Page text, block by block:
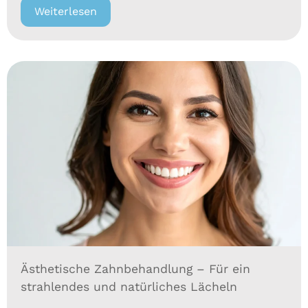
Weiterlesen
Ästhetische Zahnbehandlung – Für ein
strahlendes und natürliches Lächeln